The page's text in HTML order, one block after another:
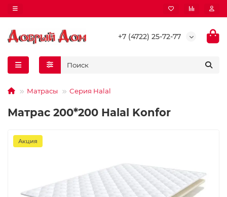
+7 (4722) 25-72-77
Матрасы Серия Halal
Матрас 200*200 Halal Konfor
Акция